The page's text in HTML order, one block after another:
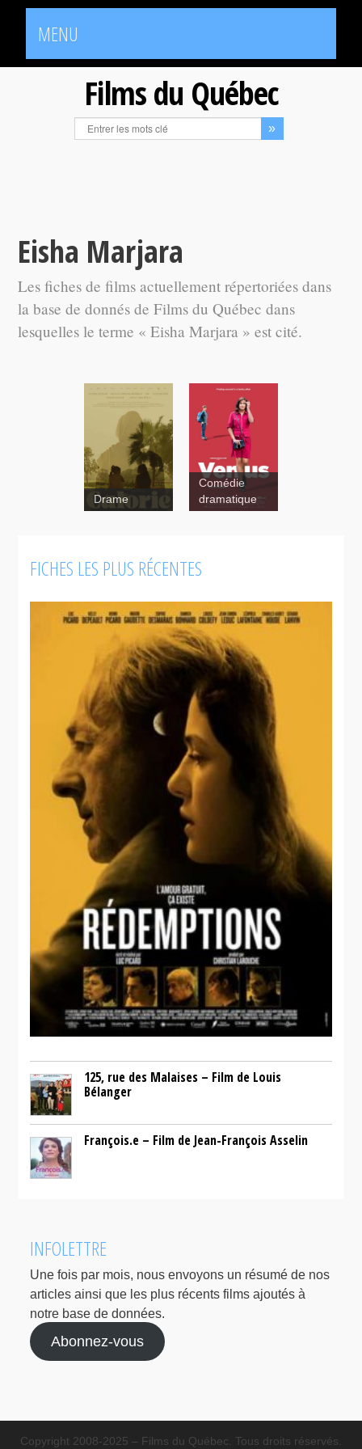
MENU
Films du Québec
Eisha Marjara
Les fiches de films actuellement répertoriées dans
la base de donnés de Films du Québec dans
lesquelles le terme « Eisha Marjara » est cité.
Drame
Comédie
dramatique
FICHES LES PLUS RÉCENTES
125, rue des Malaises – Film de Louis
Bélanger
François.e – Film de Jean-François Asselin
INFOLETTRE
Une fois par mois, nous envoyons un résumé de nos
articles ainsi que les plus récents films ajoutés à
notre base de données.
Abonnez-vous
Copyright 2008-2025 – Films du Québec. Tous droits réservés.